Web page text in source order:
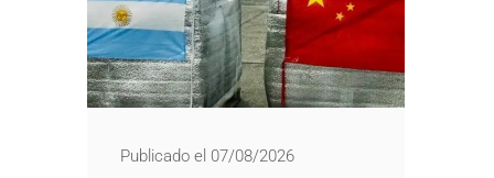
Publicado el 07/08/2026